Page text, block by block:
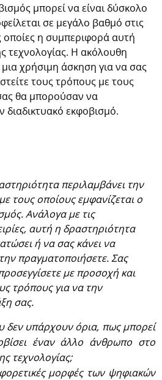
μπορεί να είναι δύσκολο
σε μεγάλο βαθμό στις
οποίες η συμπεριφορά αυτή
τεχνολογίας. Η ακόλουθη
μια χρήσιμη άσκηση για να σας
τους τρόπους με τους
θα μπορούσαν να
εκφοβισμό.
περιλαμβάνει την
τους οποίους εμφανίζεται ο
Ανάλογα με τις
αυτή η δραστηριότητα
ή να σας κάνει να
πραγματοποιήσετε. Σας
με προσοχή και
τρόπους για να την
σας.
δεν υπάρχουν όρια, πως μπορεί
έναν άλλο άνθρωπο στο
τεχνολογίας;
μορφές των ψηφιακών